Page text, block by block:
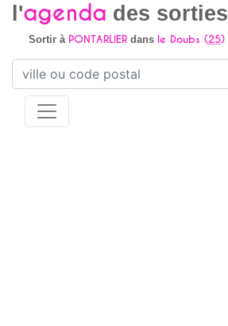
l'agenda des sorties
Sortir à PONTARLIERdans le Doubs (25)